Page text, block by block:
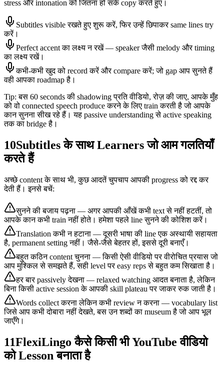
stress और intonation को जितना हो सके copy करते हुए।
Subtitles visible रखते हुए शुरू करें, फिर उन्हें छिपाकर same lines try
करें।
Perfect accent का लक्ष्य न रखें — speaker जैसी melody और timing
का लक्ष्य रखें।
कभी-कभी खुद को record करें और compare करें; जो gap आप सुनते हैं
वही आपका roadmap है।
Tip: बस 60 seconds की shadowing प्रति वीडियो, रोज़ की जाए, आपके मुँह
को वो connected speech produce करने के लिए train करती है जो आपके
कान सुनना सीख रहे हैं। यह passive understanding से active speaking
तक का bridge है।
10Subtitles के साथ Learners जो आम गलतियाँ
करते हैं
अच्छे content के साथ भी, कुछ आदतें चुपचाप आपकी progress को रद्द कर
देती हैं। इनसे बचें:
सुनने की बजाय पढ़ना — अगर आपकी आँखें कभी text से नहीं हटतीं, तो
आपके कान कभी train नहीं होते। हमेशा पहले line सुनने की कोशिश करें।
Translation कभी न हटाना — दूसरी भाषा की line एक अस्थायी सहायता
है, permanent setting नहीं। जैसे-जैसे बेहतर हों, इससे दूरी बनाएँ।
बहुत कठिन content चुनना — किसी ऐसी वीडियो पर वीरोचित प्रयास जो
आप मुश्किल से समझते हैं, सही level पर easy reps से बहुत कम सिखाता है।
हर बार passively देखना — relaxed watching आदत बनाता है, लेकिन
बिना किसी active session के आपकी skill plateau पर जाकर रुक जाती है।
Words collect करना लेकिन कभी review न करना — vocabulary list
जिसे आप कभी दोबारा नहीं देखते, बस उन शब्दों का museum है जो आप भूल
जाएँगे।
11FlexiLingo कैसे किसी भी YouTube वीडियो
को Lesson बनाता है